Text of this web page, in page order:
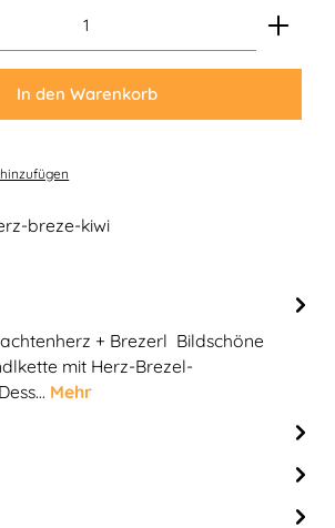
Gib den gewünschten Wert ein
In den Warenkorb
breze-kiwi
+ Brezerl Bildschöne
mit Herz-Brezel-
Mehr